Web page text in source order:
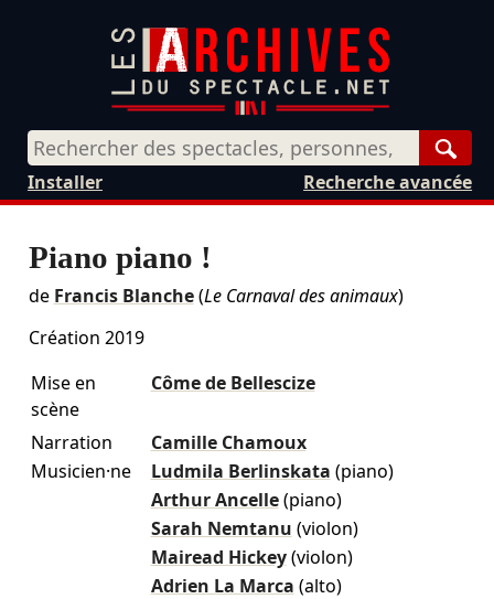
Recherche avancée
Installer
Piano piano !
de Francis Blanche(Le Carnaval des animaux)
Création 2019
Mise en
scène
Côme de Bellescize
Narration
Camille Chamoux
Musicien·ne
Ludmila Berlinskata (piano)
Arthur Ancelle (piano)
Sarah Nemtanu (violon)
Mairead Hickey (violon)
Adrien La Marca (alto)